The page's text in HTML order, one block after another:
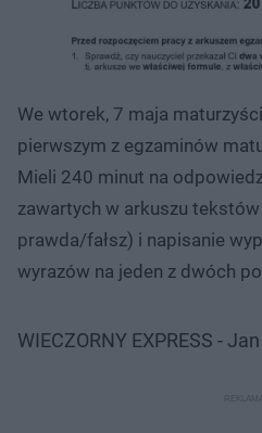
We wtorek, 7 maja
pierwszym z egzaminów
Mieli 240 minut na
zawartych w arkuszu
prawda/fałsz) i napisanie
wyrazów na jeden z dwóch
WIECZORNY EXPRESS -